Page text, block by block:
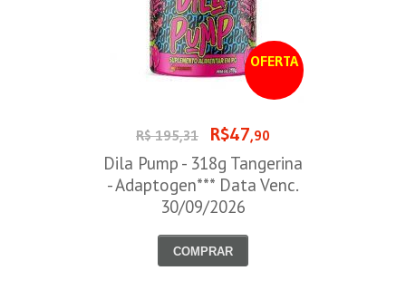
OFERTA
R$ 195,31 R$47,90
Dila Pump - 318g Tangerina
- Adaptogen*** Data Venc.
30/09/2026
COMPRAR